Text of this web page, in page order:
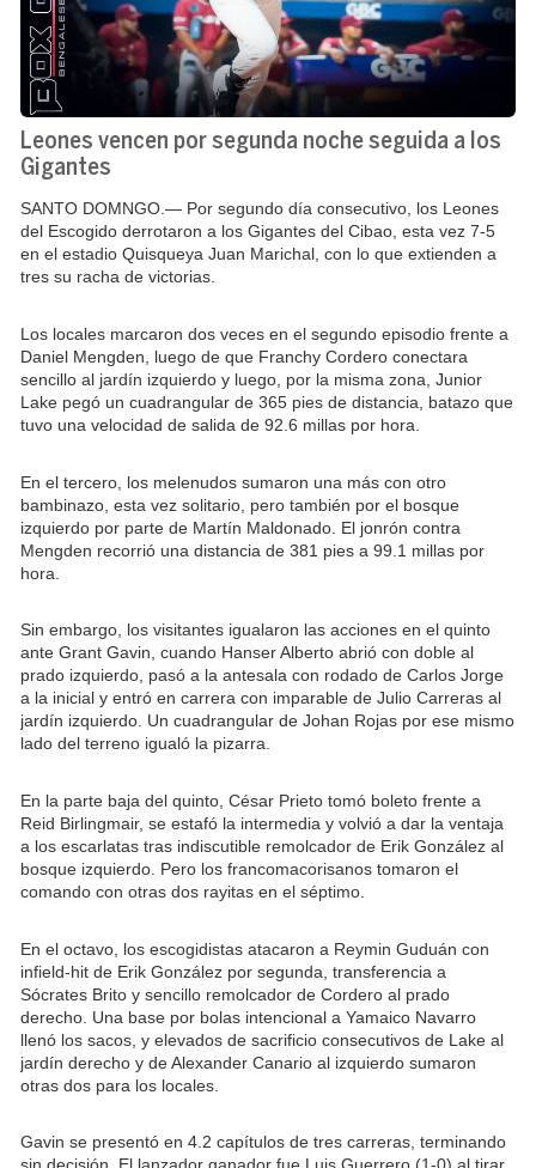
Leones vencen por segunda noche seguida a los
Gigantes
SANTO DOMNGO.— Por segundo día consecutivo, los Leones
del Escogido derrotaron a los Gigantes del Cibao, esta vez 7-5
en el estadio Quisqueya Juan Marichal, con lo que extienden a
tres su racha de victorias.
Los locales marcaron dos veces en el segundo episodio frente a
Daniel Mengden, luego de que Franchy Cordero conectara
sencillo al jardín izquierdo y luego, por la misma zona, Junior
Lake pegó un cuadrangular de 365 pies de distancia, batazo que
tuvo una velocidad de salida de 92.6 millas por hora.
En el tercero, los melenudos sumaron una más con otro
bambinazo, esta vez solitario, pero también por el bosque
izquierdo por parte de Martín Maldonado. El jonrón contra
Mengden recorrió una distancia de 381 pies a 99.1 millas por
hora.
Sin embargo, los visitantes igualaron las acciones en el quinto
ante Grant Gavin, cuando Hanser Alberto abrió con doble al
prado izquierdo, pasó a la antesala con rodado de Carlos Jorge
a la inicial y entró en carrera con imparable de Julio Carreras al
jardín izquierdo. Un cuadrangular de Johan Rojas por ese mismo
lado del terreno igualó la pizarra.
En la parte baja del quinto, César Prieto tomó boleto frente a
Reid Birlingmair, se estafó la intermedia y volvió a dar la ventaja
a los escarlatas tras indiscutible remolcador de Erik González al
bosque izquierdo. Pero los francomacorisanos tomaron el
comando con otras dos rayitas en el séptimo.
En el octavo, los escogidistas atacaron a Reymin Guduán con
infield-hit de Erik González por segunda, transferencia a
Sócrates Brito y sencillo remolcador de Cordero al prado
derecho. Una base por bolas intencional a Yamaico Navarro
llenó los sacos, y elevados de sacrificio consecutivos de Lake al
jardín derecho y de Alexander Canario al izquierdo sumaron
otras dos para los locales.
Gavin se presentó en 4.2 capítulos de tres carreras, terminando